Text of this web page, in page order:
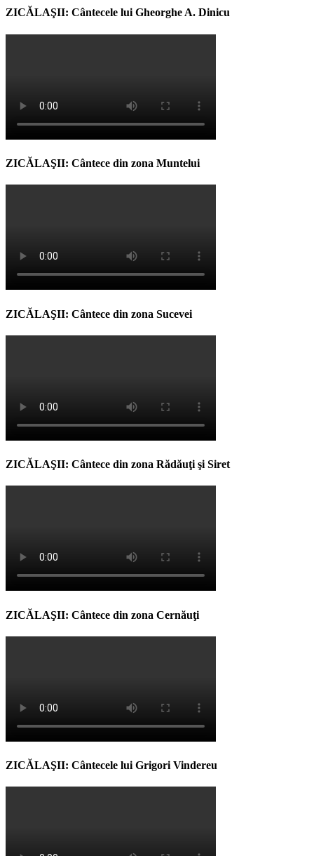
ZICĂLAŞII: Cântecele lui Gheorghe A. Dinicu
ZICĂLAŞII: Cântece din zona Muntelui
ZICĂLAŞII: Cântece din zona Sucevei
ZICĂLAŞII: Cântece din zona Rădăuţi şi Siret
ZICĂLAŞII: Cântece din zona Cernăuţi
ZICĂLAŞII: Cântecele lui Grigori Vindereu